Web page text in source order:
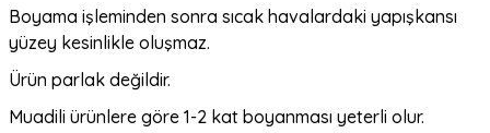
Boyama işleminden sonra sıcak havalardaki yapışkansı
yüzey kesinlikle oluşmaz.
Ürün parlak değildir.
Muadili ürünlere göre 1-2 kat boyanması yeterli olur.